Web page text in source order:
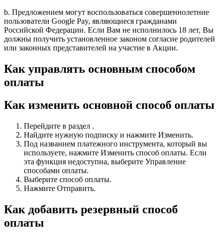
b. Предложением могут воспользоваться совершеннолетние
пользователи Google Pay, являющиеся гражданами
Российской Федерации. Если Вам не исполнилось 18 лет, Вы
должны получить установленное законом согласие родителей
или законных представителей на участие в Акции.
Как управлять основным способом
оплаты
Как изменить основной способ оплаты
Перейдите в раздел .
Найдите нужную подписку и нажмите Изменить.
Под названием платежного инструмента, который вы
используете, нажмите Изменить способ оплаты. Если
эта функция недоступна, выберите Управление
способами оплаты.
Выберите способ оплаты.
Нажмите Отправить.
Как добавить резервный способ
оплаты